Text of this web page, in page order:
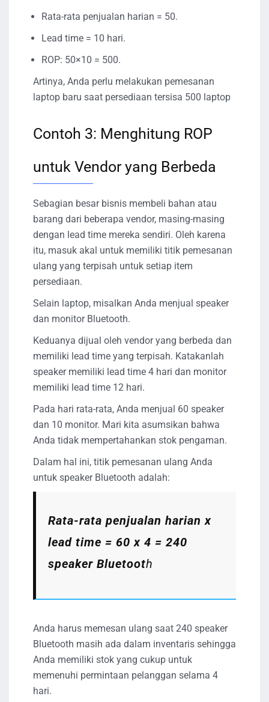
Rata-rata penjualan harian = 50.
Lead time = 10 hari.
ROP: 50×10 = 500.
Artinya, Anda perlu melakukan pemesanan
laptop baru saat persediaan tersisa 500 laptop
Contoh 3: Menghitung ROP
untuk Vendor yang Berbeda
Sebagian besar bisnis membeli bahan atau
barang dari beberapa vendor, masing-masing
dengan lead time mereka sendiri. Oleh karena
itu, masuk akal untuk memiliki titik pemesanan
ulang yang terpisah untuk setiap item
persediaan.
Selain laptop, misalkan Anda menjual speaker
dan monitor Bluetooth.
Keduanya dijual oleh vendor yang berbeda dan
memiliki lead time yang terpisah. Katakanlah
speaker memiliki lead time 4 hari dan monitor
memiliki lead time 12 hari.
Pada hari rata-rata, Anda menjual 60 speaker
dan 10 monitor. Mari kita asumsikan bahwa
Anda tidak mempertahankan stok pengaman.
Dalam hal ini, titik pemesanan ulang Anda
untuk speaker Bluetooth adalah:
Rata-rata penjualan harian x
lead time = 60 x 4 = 240
speaker Bluetooth
Anda harus memesan ulang saat 240 speaker
Bluetooth masih ada dalam inventaris sehingga
Anda memiliki stok yang cukup untuk
memenuhi permintaan pelanggan selama 4
hari.